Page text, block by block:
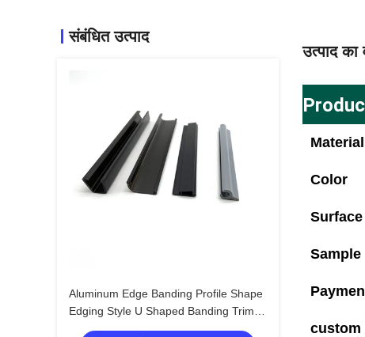
संबंधित उत्पाद
Aluminum Edge Banding Profile Shape
Edging Style U Shaped Banding Trim
Edge-banding Aluminum Profile
उत्पाद का
Material
Color
Surface
Sample
custom